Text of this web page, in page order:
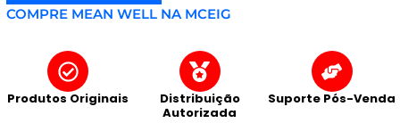
COMPRE MEAN WELL NA MCEIG
Produtos Originais
Distribuição
Autorizada
Suporte Pós-Venda